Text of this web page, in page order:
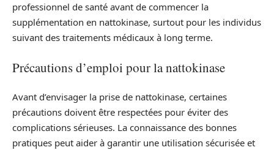
professionnel de santé avant de commencer la
supplémentation en nattokinase, surtout pour les individus
suivant des traitements médicaux à long terme.
Précautions d’emploi pour la nattokinase
Avant d’envisager la prise de nattokinase, certaines
précautions doivent être respectées pour éviter des
complications sérieuses. La connaissance des bonnes
pratiques peut aider à garantir une utilisation sécurisée et